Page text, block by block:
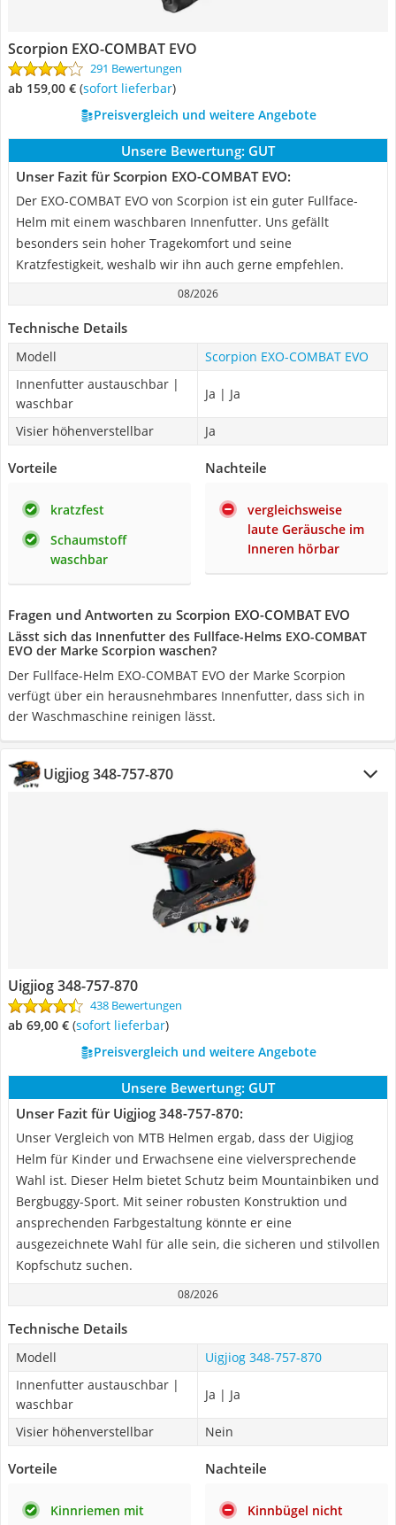
Scorpion EXO-COMBAT EVO
291 Bewertungen
ab 159,00 € ( Sofort lieferbar)
Preisvergleich und weitere Angebote
Unsere Bewertung: GUT
Unser Fazit für Scorpion EXO-COMBAT EVO:
Der EXO-COMBAT EVO von Scorpion ist ein guter Fullface-
Helm mit einem waschbaren Innenfutter. Uns gefällt
besonders sein hoher Tragekomfort und seine
Kratzfestigkeit, weshalb wir ihn auch gerne empfehlen.
08/2026
Technische Details
Modell
Scorpion EXO-COMBAT EVO
Innenfutter austauschbar |
waschbar
Ja | Ja
Visier höhenverstellbar Ja
Vorteile
kratzfest
Schaumstoff
waschbar
Nachteile
vergleichsweise
laute Geräusche im
Inneren hörbar
Fragen und Antworten zu Scorpion EXO-COMBAT EVO
Lässt sich das Innenfutter des Fullface-Helms EXO-COMBAT
EVO der Marke Scorpion waschen?
Der Fullface-Helm EXO-COMBAT EVO der Marke Scorpion
verfügt über ein herausnehmbares Innenfutter, dass sich in
der Waschmaschine reinigen lässt.
Uigjiog 348-757-870
Uigjiog 348-757-870
438 Bewertungen
ab 69,00 € ( Sofort lieferbar)
Preisvergleich und weitere Angebote
Unsere Bewertung: GUT
Unser Fazit für Uigjiog 348-757-870:
Unser Vergleich von MTB Helmen ergab, dass der Uigjiog
Helm für Kinder und Erwachsene eine vielversprechende
Wahl ist. Dieser Helm bietet Schutz beim Mountainbiken und
Bergbuggy-Sport. Mit seiner robusten Konstruktion und
ansprechenden Farbgestaltung könnte er eine
ausgezeichnete Wahl für alle sein, die sicheren und stilvollen
Kopfschutz suchen.
08/2026
Technische Details
Modell
Uigjiog 348-757-870
Innenfutter austauschbar |
waschbar
Ja | Ja
Visier höhenverstellbar Nein
Vorteile
Kinnriemen mit
Nachteile
Kinnbügel nicht